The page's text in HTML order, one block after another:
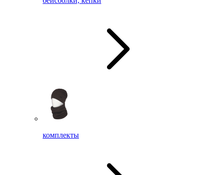
комплекты